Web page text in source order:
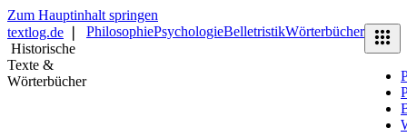
Zum Hauptinhalt springen
textlog.de
Historische
Texte &
Wörterbücher
PhilosophiePsychologieBelletristikWörterbücher